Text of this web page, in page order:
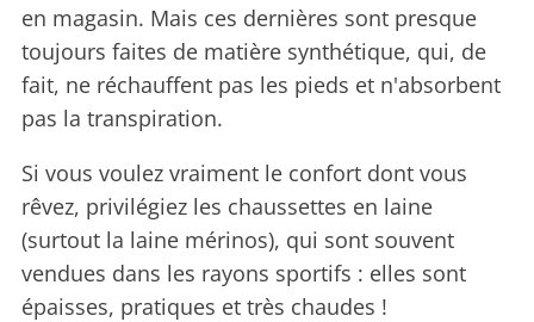
en magasin. Mais ces dernières sont presque
toujours faites de matière synthétique, qui, de
fait, ne réchauffent pas les pieds et n'absorbent
pas la transpiration.
Si vous voulez vraiment le confort dont vous
rêvez, privilégiez les chaussettes en laine
(surtout la laine mérinos), qui sont souvent
vendues dans les rayons sportifs : elles sont
épaisses, pratiques et très chaudes !